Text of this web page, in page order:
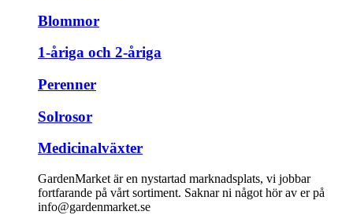
Blommor
1-åriga och 2-åriga
Perenner
Solrosor
Medicinalväxter
GardenMarket är en nystartad marknadsplats, vi jobbar
fortfarande på vårt sortiment. Saknar ni något hör av er på
info@gardenmarket.se